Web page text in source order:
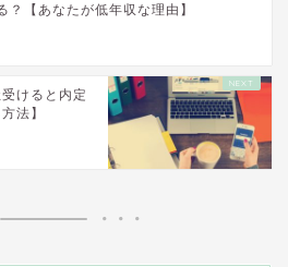
？【あなたが低年収な理由】
けると内定
法】